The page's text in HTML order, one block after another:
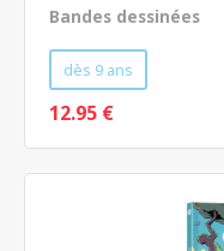
Bandes dessinées
dès 9 ans
12.95 €